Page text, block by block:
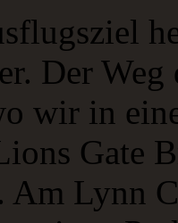
Der
wir in
Gate
Am Lynn